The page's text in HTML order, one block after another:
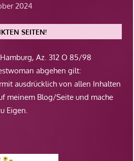
2024
SEITEN!
Az. 312 O 85/98
abgehen gilt:
ausdrücklich von allen Inhalten
meinem Blog/Seite und mache
Eigen.